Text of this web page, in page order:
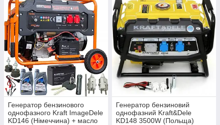
Генератор бензинового
однофазного Kraft ImageDele
KD146 (Німеччина) + масло
Генератор бензиновий
однофазний Kraft&Dele
KD148 3500W (Польща)